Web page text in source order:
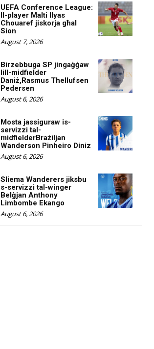
UEFA Conference League:
Il-player Malti Ilyas
Chouaref jiskorja għal
Sion
August 7, 2026
Birzebbuga SP jingaġġaw
lill-midfielder
Daniż,Rasmus Thellufsen
Pedersen
August 6, 2026
Mosta jassiguraw is-
servizzi tal-
midfielderBrażiljan
Wanderson Pinheiro Diniz
August 6, 2026
Sliema Wanderers jiksbu
s-servizzi tal-winger
Belġjan Anthony
Limbombe Ekango
August 6, 2026